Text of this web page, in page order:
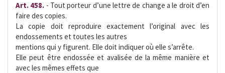
Art. 458. - Tout porteur d’une lettre de change a le droit d’en
faire des copies.
La copie doit reproduire exactement l’original avec les
endossements et toutes les autres
mentions qui y figurent. Elle doit indiquer où elle s’arrête.
Elle peut être endossée et avalisée de la même manière et
avec les mêmes effets que